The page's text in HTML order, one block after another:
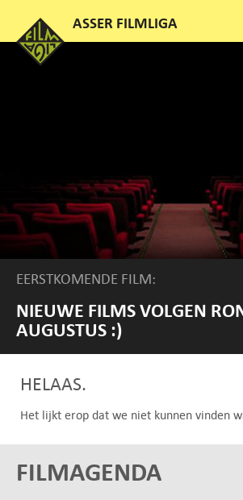
EERSTKOMENDE FILM:
NIEUWE FILMS VOLGEN
AUGUSTUS :)
HELAAS.
Het lijkt erop dat we niet kunnen vinden
FILMAGENDA